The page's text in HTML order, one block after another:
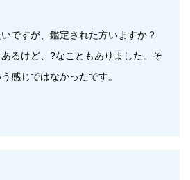
ですが、鑑定された方いますか？
るけど、?なこともありました。そ
感じではなかったです。